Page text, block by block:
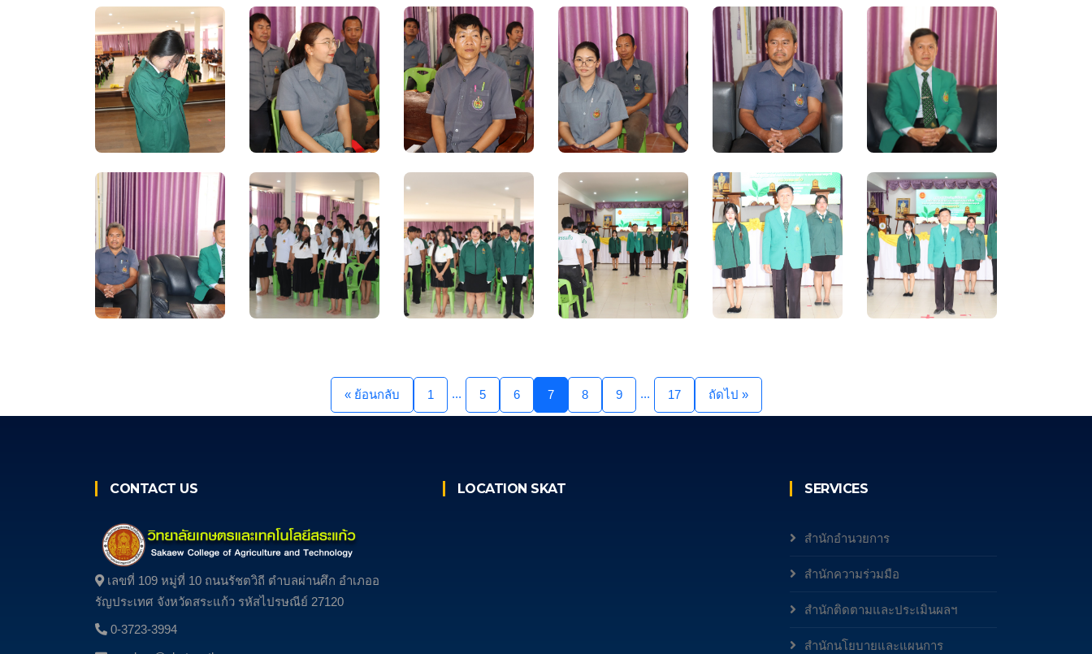
« ย้อนกลับ 1 ... 5 6 7 8 9 ... 17 ถัดไป »
CONTACT US
เลขที่ 109 หมู่ที่ 10 ถนนรัชตวิถี ตําบลผ่านศึก อําเภออ
รัญประเทศ จังหวัดสระแก้ว รหัสไปรษณีย์ 27120
0-3723-3994
LOCATION SKAT SERVICES
สำนักอำนวยการ
สำนักความร่วมมือ
สำนักติดตามและประเมินผลฯ
สำนักนโยบายและแผนการ